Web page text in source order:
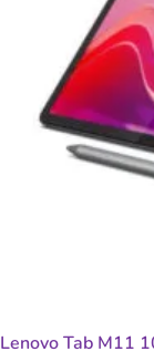
Lenovo Tab M11